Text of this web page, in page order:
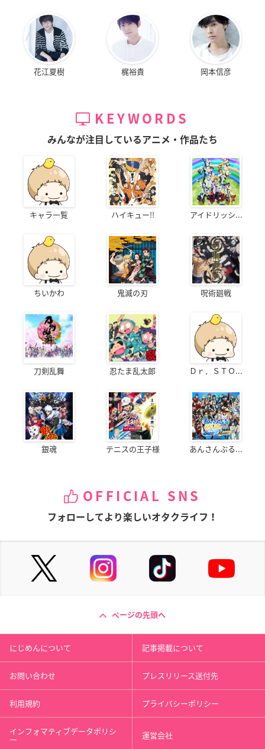
花江夏樹 梶裕貴 岡本信彦
KEYWORDS
みんなが注目しているアニメ・作品たち
キャラ一覧 ハイキュー!! アイドリッシ...
ちいかわ 鬼滅の刃 呪術廻戦
刀剣乱舞 忍たま乱太郎 Ｄｒ．ＳＴＯ...
銀魂 テニスの王子様 あんさんぶる...
OFFICIAL SNS
フォローしてより楽しいオタクライフ！
ページの先頭へ
にじめんについて 記事掲載について
お問い合わせ プレスリリース送付先
利用規約 プライバシーポリシー
インフォマティブデータポリシ
ー 運営会社